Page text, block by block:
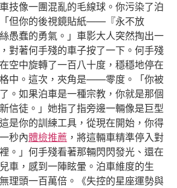
技像一團混亂的毛線球。你污染了泊
但你的後視鏡貼紙——『永不放
愚蠢的勇氣。」車影大人突然掏出一
對著何手殘的車子按了一下。何手殘
空中旋轉了一百八十度，穩穩地停在
中。這次，夾角是——零度。「你被
。如果泊車是一種宗教，你就是那個
信徒。」她指了指旁邊一輛像是巨型
是你的訓練工具，從現在開始，你得
秒內體檢推薦 ，將這輛車精準停入對
。」何手殘看著那輛閃閃發光、還在
車，感到一陣眩暈。泊車維度的生
理頭一百萬倍。《失控的星座運勢與